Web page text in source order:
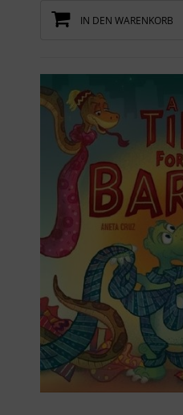
IN DEN WARENKORB